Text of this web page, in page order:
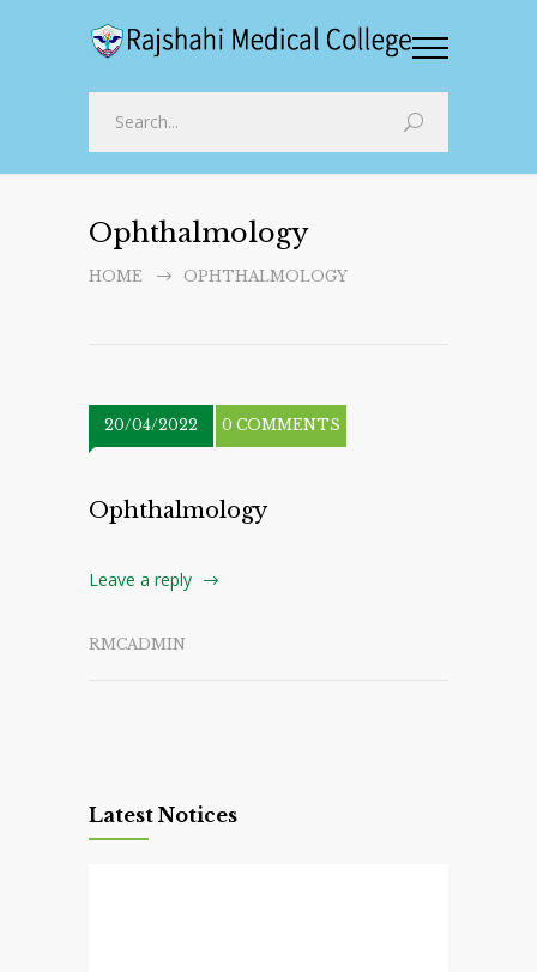
Ophthalmology
HOME OPHTHALMOLOGY
20/04/2022 0 COMMENTS
Ophthalmology
Leave a reply
RMCADMIN
Latest Notices